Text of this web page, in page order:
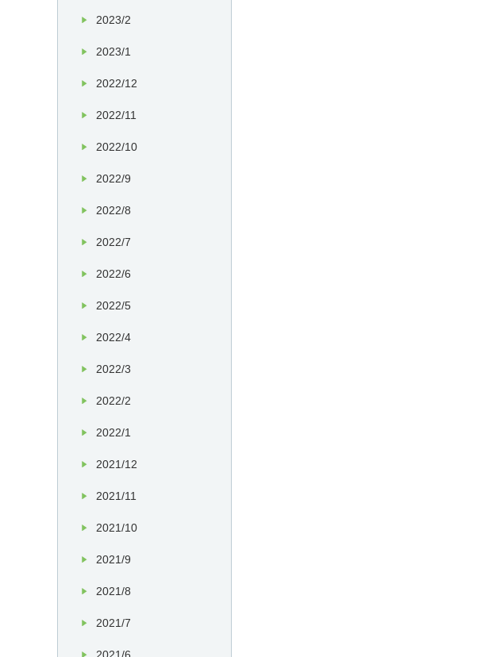
2023/2
2023/1
2022/12
2022/11
2022/10
2022/9
2022/8
2022/7
2022/6
2022/5
2022/4
2022/3
2022/2
2022/1
2021/12
2021/11
2021/10
2021/9
2021/8
2021/7